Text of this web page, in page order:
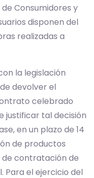
Consumidores y
disponen del
realizadas a
la legislación
devolver el
celebrado
justificar tal decisión
en un plazo de 14
de productos
de contratación de
Para el ejercicio del